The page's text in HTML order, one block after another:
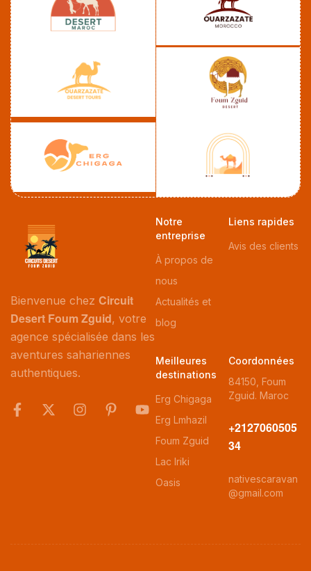
Bienvenue chez Circuit
Desert Foum Zguid, votre
agence spécialisée dans les
aventures sahariennes
authentiques.
Notre
entreprise
À propos de
nous
Actualités et
blog
Liens rapides
Avis des clients
Meilleures
destinations
Erg Chigaga
Erg Lmhazil
Foum Zguid
Lac Iriki
Oasis
Coordonnées
84150, Foum
Zguid. Maroc
+2127060505
34
nativescaravan
@gmail.com